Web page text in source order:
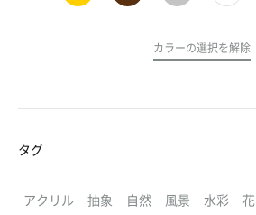
カラーの選択を解除
タグ
アクリル 抽象 自然 風景 水彩 花